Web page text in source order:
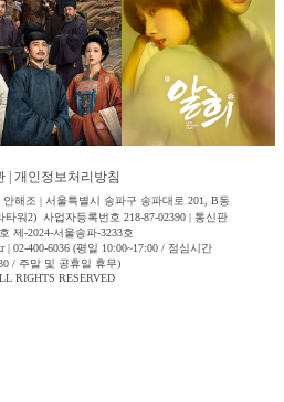
개인정보처리방침
해조 | 서울특별시 송파구 송파대로 201, B동
타워2) 사업자등록번호 218-87-02390 | 통신판
제-2024-서울송파-3233호
| 02-400-6036 (평일 10:00~17:00 / 점심시간
/ 주말 및 공휴일 휴무)
RIGHTS RESERVED